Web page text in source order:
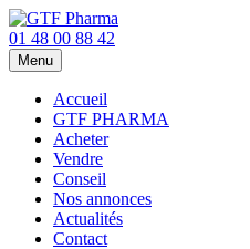
01 48 00 88 42
Menu
Accueil
GTF PHARMA
Acheter
Vendre
Conseil
Nos annonces
Actualités
Contact